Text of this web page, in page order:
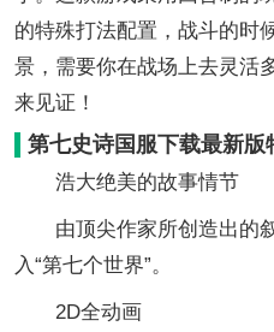
的特殊打法配置，战斗的时
景，需要你在战场上去灵活
来见证！
第七史诗国服下载最新版
浩大绝美的故事情节
由顶尖作家所创造出的
入“第七个世界”。
2D全动画